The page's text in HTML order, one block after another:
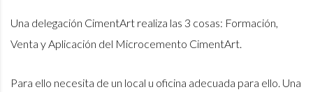
Una delegación CimentArt realiza las 3 cosas: Formación,
Venta y Aplicación del Microcemento CimentArt.
Para ello necesita de un local u oficina adecuada para ello. Una